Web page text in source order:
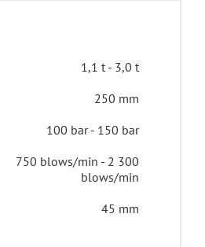
1,1 t - 3,0 t
250 mm
100 bar - 150 bar
750 blows/min - 2 300
blows/min
45 mm